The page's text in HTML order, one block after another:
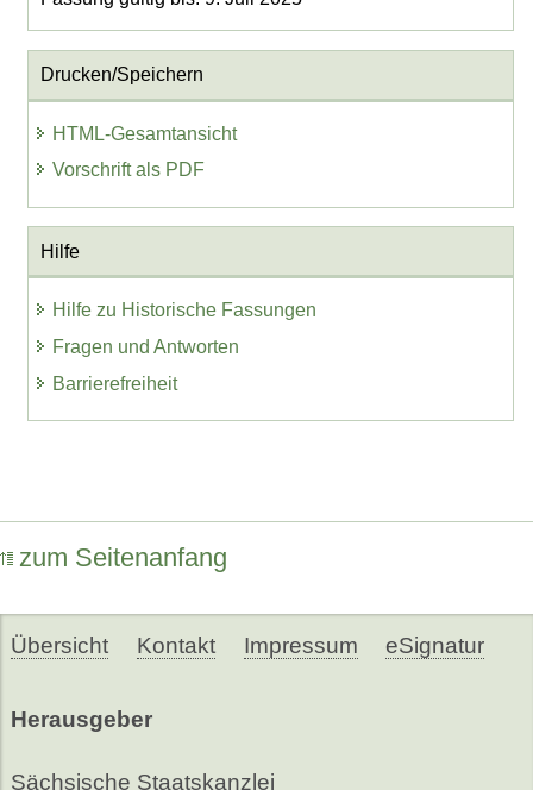
Drucken/Speichern
HTML-Gesamtansicht
Vorschrift als PDF
Hilfe
Hilfe zu Historische Fassungen
Fragen und Antworten
Barrierefreiheit
zum Seitenanfang
Übersicht Kontakt Impressum eSignatur
Herausgeber
Sächsische Staatskanzlei